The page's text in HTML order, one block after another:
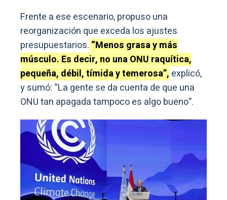
Frente a ese escenario, propuso una
reorganización que exceda los ajustes
presupuestarios. “Menos grasa y más
músculo. Es decir, no una ONU raquítica,
pequeña, débil, tímida y temerosa”, explicó,
y sumó: “La gente se da cuenta de que una
ONU tan apagada tampoco es algo bueno”.